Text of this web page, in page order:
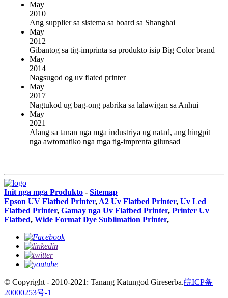
May
2010
Ang supplier sa sistema sa board sa Shanghai
May
2012
Gibantog sa tig-imprinta sa produkto isip Big Color brand
May
2014
Nagsugod og uv flated printer
May
2017
Nagtukod ug bag-ong pabrika sa lalawigan sa Anhui
May
2021
Alang sa tanan nga mga industriya ug natad, ang hingpit
nga awtomatiko nga mga tig-imprenta gilunsad
Init nga mga Produkto - Sitemap
Epson UV Flatbed Printer, A2 Uv Flatbed Printer, Uv Led
Flatbed Printer, Gamay nga Uv Flatbed Printer, Printer Uv
Flatbed, Wide Format Dye Sublimation Printer,
© Copyright - 2010-2021: Tanang Katungod Gireserba.皖ICP备
20000253号-1